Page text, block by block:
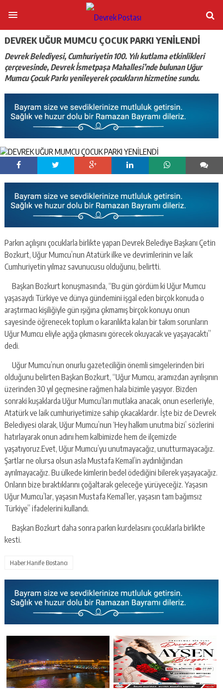
DEVREK UĞUR MUMCU ÇOCUK PARKI YENİLENDİ
Devrek Belediyesi, Cumhuriyetin 100. Yılı kutlama etkinlikleri
çerçevesinde, Devrek İsmetpaşa Mahallesi’nde bulunan Uğur
Mumcu Çocuk Parkı yenileyerek çocukların hizmetine sundu.
Parkın açılışını çocuklarla birlikte yapan Devrek Belediye Başkanı Çetin
Bozkurt, Uğur Mumcu’nun Atatürk ilke ve devrimlerinin ve laik
Cumhuriyetin yılmaz savunucusu olduğunu, belirtti.
Başkan Bozkurt konuşmasında, “Bu gün gördüm ki Uğur Mumcu
yaşasaydı Türkiye ve dünya gündemini işgal eden birçok konuda o
araştırmacı kişiliğiyle gün ışığına çıkmamış birçok konuyu onun
sayesinde öğrenecek toplum o karanlıkta kalan bir takım sorunların
Uğur Mumcu eliyle açığa çıkmasını görecek okuyacak ve yaşayacaktı”
dedi.
Uğur Mumcu’nun onurlu gazeteciliğin önemli simgelerinden biri
olduğunu belirten Başkan Bozkurt, “Uğur Mumcu, aramızdan ayrılışının
üzerinden 30 yıl geçmesine rağmen hala bizimle yaşıyor. Bizden
sonraki kuşaklarda Uğur Mumcu’ları mutlaka anacak, onun eserleriyle,
Atatürk ve laik cumhuriyetimize sahip çıkacaklardır. İşte biz de Devrek
Belediyesi olarak, Uğur Mumcu’nun ‘Hey halkım unutma bizi’ sözlerini
hatırlayarak onun adını hem kalbimizde hem de ilçemizde
yaşatıyoruz.Evet, Uğur Mumcu’yu unutmayacağız, unutturmayacağız.
Şartlar ne olursa olsun asla Mustafa Kemal’in aydınlığından
ayrılmayacağız. Bu ülkede kimlerin bedel ödediğini bilerek yaşayacağız.
Onların bize bıraktıklarını çoğaltarak geleceğe yürüyeceğiz. Yaşasın
Uğur Mumcu’lar, yaşasın Mustafa Kemal’ler, yaşasın tam bağımsız
Türkiye” ifadelerini kullandı.
Başkan Bozkurt daha sonra parkın kurdelasını çocuklarla birlikte
kesti.
Haber:Hanife Bostancı